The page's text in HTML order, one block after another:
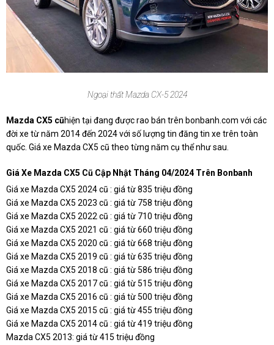
Ngoại thất Mazda CX-5 2024
Mazda CX5 cũhiện tại đang được rao bán trên bonbanh.com với các
đời xe từ năm 2014 đến 2024 với số lượng tin đăng tin xe trên toàn
quốc. Giá xe Mazda CX5 cũ theo từng năm cụ thể như sau.
Giá Xe Mazda CX5 Cũ Cập Nhật Tháng 04/2024 Trên Bonbanh
Giá xe Mazda CX5 2024 cũ : giá từ 835 triệu đồng
Giá xe Mazda CX5 2023 cũ : giá từ 758 triệu đồng
Giá xe Mazda CX5 2022 cũ : giá từ 710 triệu đồng
Giá xe Mazda CX5 2021 cũ : giá từ 660 triệu đồng
Giá xe Mazda CX5 2020 cũ : giá từ 668 triệu đồng
Giá xe Mazda CX5 2019 cũ : giá từ 635 triệu đồng
Giá xe Mazda CX5 2018 cũ : giá từ 586 triệu đồng
Giá xe Mazda CX5 2017 cũ : giá từ 515 triệu đồng
Giá xe Mazda CX5 2016 cũ : giá từ 500 triệu đồng
Giá xe Mazda CX5 2015 cũ : giá từ 455 triệu đồng
Giá xe Mazda CX5 2014 cũ : giá từ 419 triệu đồng
Mazda CX5 2013: giá từ 415 triệu đồng